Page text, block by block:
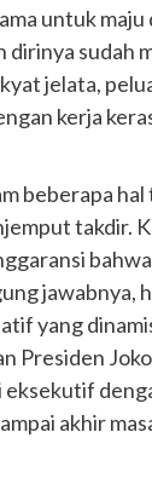
untuk
dirinya sudah
jelata,
kerja
beberapa
takdir.
jawabnya,
yang
Presiden
akhir